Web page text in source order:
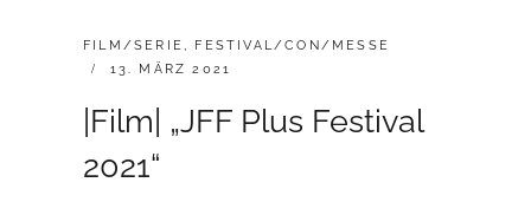
CATEGORIES:
FILM/SERIE, FESTIVAL/CON/MESSE
POSTED
13. MÄRZ 2021
|Film| „JFF Plus Festival
2021“